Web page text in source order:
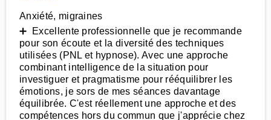
Anxiété, migraines
➕ Excellente professionnelle que je recommande
pour son écoute et la diversité des techniques
utilisées (PNL et hypnose). Avec une approche
combinant intelligence de la situation pour
investiguer et pragmatisme pour rééquilibrer les
émotions, je sors de mes séances davantage
équilibrée. C'est réellement une approche et des
compétences hors du commun que j'apprécie chez